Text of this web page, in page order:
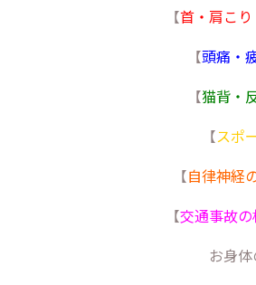
【首・肩こ
【頭痛・
【猫背・
【スポ
【自律神経
【交通事故
お身